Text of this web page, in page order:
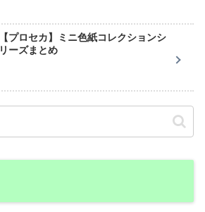
【プロセカ】ミニ色紙コレクションシ
リーズまとめ